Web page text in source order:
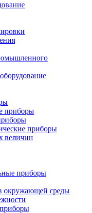
приборы
приборы
величин
приборы
окружающей среды